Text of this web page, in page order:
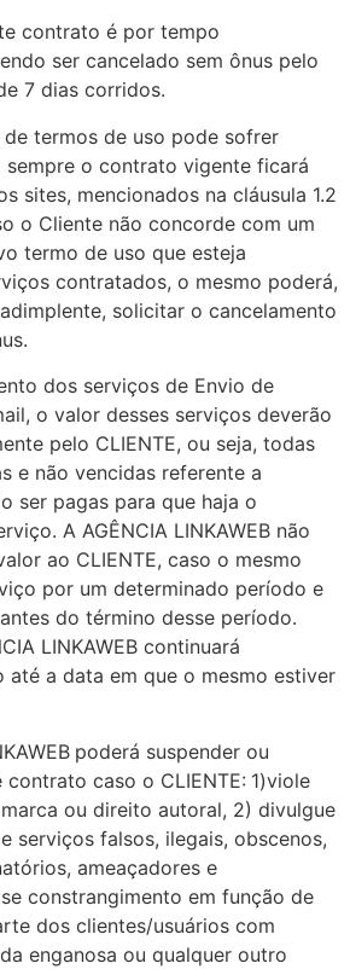
contrato é por tempo
ser cancelado sem ônus pelo
7 dias corridos.
termos de uso pode sofrer
sempre o contrato vigente ficará
sites, mencionados na cláusula 1.2
o Cliente não concorde com um
termo de uso que esteja
contratados, o mesmo poderá,
solicitar o cancelamento
dos serviços de Envio de
o valor desses serviços deverão
pelo CLIENTE, ou seja, todas
e não vencidas referente a
ser pagas para que haja o
A AGÊNCIA LINKAWEB não
ao CLIENTE, caso o mesmo
por um determinado período e
do término desse período.
LINKAWEB continuará
até a data em que o mesmo estiver
poderá suspender ou
caso o CLIENTE: 1)viole
ou direito autoral, 2) divulgue
serviços falsos, ilegais, obscenos,
ameaçadores e
constrangimento em função de
dos clientes/usuários com
enganosa ou qualquer outro